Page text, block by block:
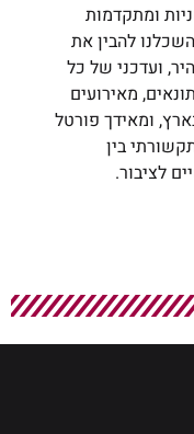
ומתקדמות
להבין את
ועדכני של כל
מאירועים
ומאידך פורטל
בין
לציבור.